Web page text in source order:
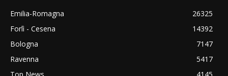
Emilia-Romagna
26325
Forlì - Cesena
14392
Bologna
7147
Ravenna
5417